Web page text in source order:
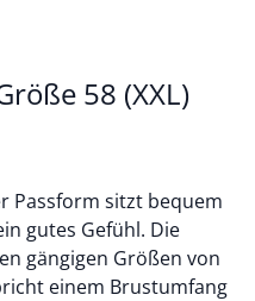
Passform sitzt bequem
gutes Gefühl. Die
gängigen Größen von
einem Brustumfang